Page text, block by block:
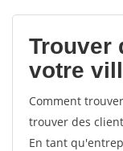
Trouver
votre
Comment
trouver des
En tant